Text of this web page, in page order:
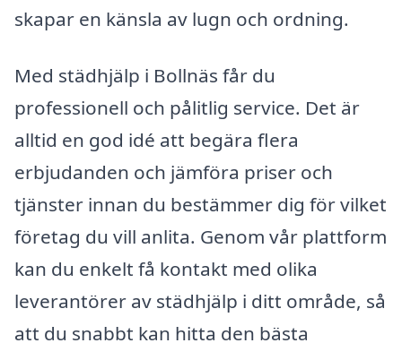
skapar en känsla av lugn och ordning.
Med städhjälp i Bollnäs får du
professionell och pålitlig service. Det är
alltid en god idé att begära flera
erbjudanden och jämföra priser och
tjänster innan du bestämmer dig för vilket
företag du vill anlita. Genom vår plattform
kan du enkelt få kontakt med olika
leverantörer av städhjälp i ditt område, så
att du snabbt kan hitta den bästa